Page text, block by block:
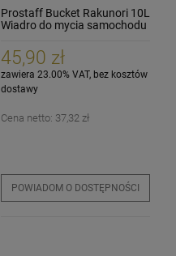
Prostaff Bucket Rakunori 10L
Wiadro do mycia samochodu
45,90 zł
zawiera 23.00% VAT, bez kosztów
dostawy
Cena netto: 37,32 zł
POWIADOM O DOSTĘPNOŚCI